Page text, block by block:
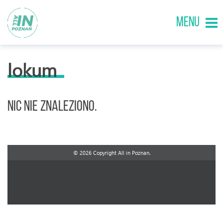
MENU
lokum
Nic nie znaleziono.
© 2026 Copyright All in Poznan.